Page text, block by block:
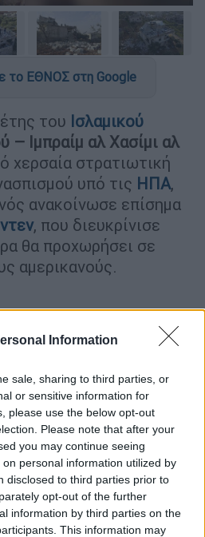
Information
sale, sharing to third parties, or
or sensitive information for
please use the below opt-out
Please note that after your
you may continue seeing
personal information utilized by
disclosed to third parties prior to
opt-out of the further
information by third parties on the
This information may
το ΕΘΝΟΣ στη Google
του Ισλαμικού
– Ιμπραίμ αλ Χασίμι αλ
χερσαία στρατιωτική
υπό τις ΗΠΑ,
ανακοίνωσε επίσημα
, που διευκρίνισε
θα προχωρήσει σε
αμερικανούς.
του Τζο